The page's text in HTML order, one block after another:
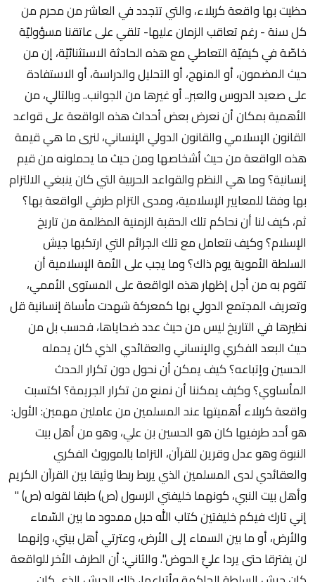
حظيت بها واقعة كربلاء، والتي تتجدد في العاشر من محرم من
كل سنة - رغم تعاقب الزمان عليها- تلقي على عاتقنا مسؤوليّة
خاصّة في كيفيّة التعاطي مع هذه الحادثة الاستثنائيّة، إن من
حيث المضمون، أو المنهج، أو التحليل والدراسة، أو الاستفادة
على صعيد الدروس والعبر.. أو غيرها من الجوانب.. وبالتالي، من
الأهمية بمكان أن نعرض بعض أحداث هذه الواقعة على قواعد
القانون الإسلامي والقانون الدولي الإنساني، لنرى ما هي قيمة
هذه الواقعة من حيث أشخاصها ومن حيث ما يحملونه من قيم
إنسانية؟ وما هي النظم والقواعد الحربية التي كان ينبغي الالتزام
بها وفقا للمعايير الإسلامية، ومدى التزام طرفي الواقعة بها؟
ثم، كيف لنا أن نحاكم تلك الحقبة الزمنية المظلمة من تاريخ
الإسلام؟ وكيف نتعامل مع تلك الجرائم التي ارتكبها جيش
السلطة الأموية يوم ذاك؟ وما يجب على الأمة الإسلامية أن
تقوم به من أجل إظهار هذه الواقعة على المستوى الأممي،
وتعريف المجتمع الدولي بها كمعركة شهدت مأساة إنسانية قل
نظيرها في التاريخ ليس من حيث عدد ضحاياها، فحسب بل من
حيث البعد الفكري والإنساني والعقائدي الذي كان يحمله
الحسين وإتباعه؟ كيف يمكن أن نحول دون تكرار الحدث
المأساوي؟ وكيف يمكننا أن نمنع من تكرار الجريمة؟ اكتسبت
واقعة كربلاء أهميتها عند المسلمين من عاملين مهمين: الأول:
هو أحد طرفيها كان هو الحسين بن علي، وهو من أهل بيت
النبوة وهو عدل وقرين للقرآن، التزاما بالموروث الفكري
والعقائدي لدى المسلمين الذي يربط ربطا وثيقا بين القرآن الكريم
وأهل بيت النبي، كونهما خليفتي الرسول (ص) طبقا لقوله (ص) "
إني تارك فيكم خليفتين كتاب الله حبل ممدود ما بين السّماء
والأرض، أو ما بين السماء إلى الأرض، وعترتي أهل بيتي، وإنهما
لن يفترقا حتى يردا عليَّ الحوض". والثاني: أن الطرف الأخر للواقعة